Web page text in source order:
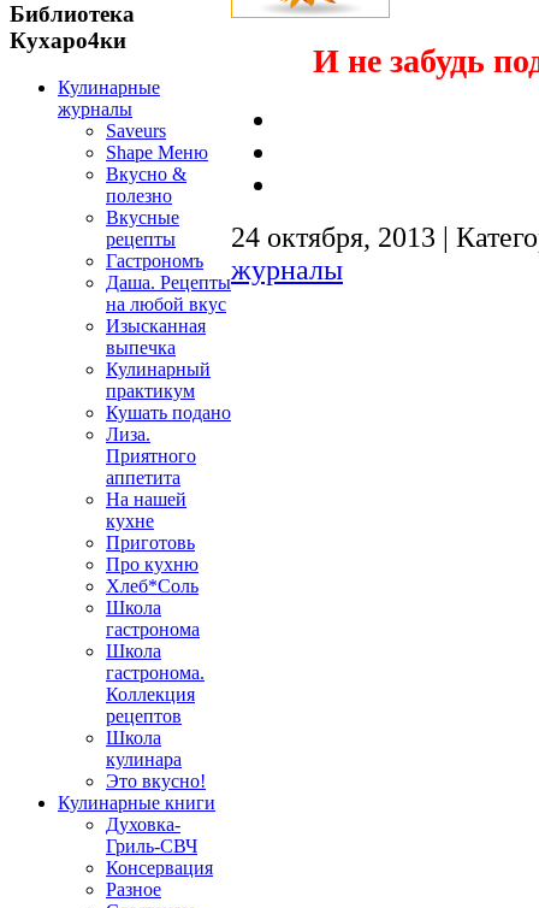
Библиотека
Кухаро4ки
Кулинарные
журналы
Saveurs
Shape Меню
Вкусно &
полезно
Вкусные
рецепты
Гастрономъ
Даша. Рецепты
на любой вкус
Изысканная
выпечка
Кулинарный
практикум
Кушать подано
Лиза.
Приятного
аппетита
На нашей
кухне
Приготовь
Про кухню
Хлеб*Соль
Школа
гастронома
Школа
гастронома.
Коллекция
рецептов
Школа
кулинара
Это вкусно!
Кулинарные книги
Духовка-
Гриль-СВЧ
Консервация
Разное
И не забудь
24 октября, 2013 |
журналы